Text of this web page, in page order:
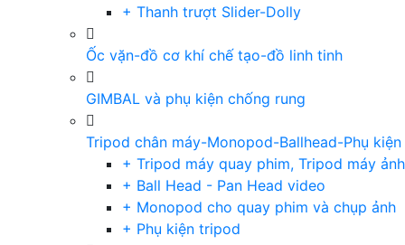
+ Thanh trượt Slider-Dolly
Ốc vặn-đồ cơ khí chế tạo-đồ linh tinh
GIMBAL và phụ kiện chống rung
Tripod chân máy-Monopod-Ballhead-Phụ kiện
+ Tripod máy quay phim, Tripod máy
+ Ball Head - Pan Head video
+ Monopod cho quay phim và chụp ảnh
+ Phụ kiện tripod